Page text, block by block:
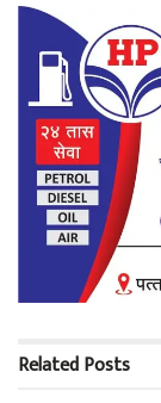
RelatedPosts